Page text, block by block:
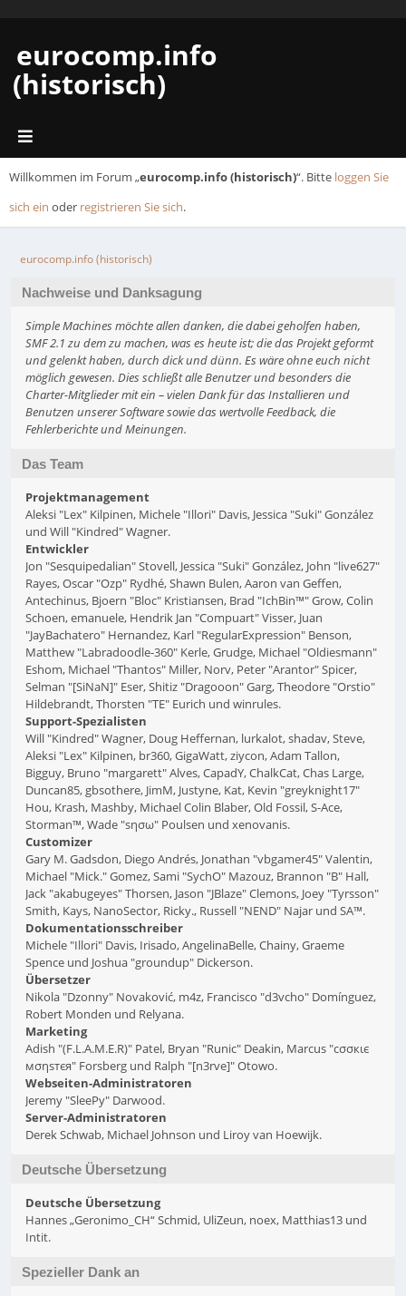
eurocomp.info
(historisch)
Willkommen im Forum „eurocomp.info (historisch)“. Bitte loggen Sie
sich ein oder registrieren Sie sich.
eurocomp.info (historisch)
Nachweise und Danksagung
Simple Machines möchte allen danken, die dabei geholfen haben,
SMF 2.1 zu dem zu machen, was es heute ist; die das Projekt geformt
und gelenkt haben, durch dick und dünn. Es wäre ohne euch nicht
möglich gewesen. Dies schließt alle Benutzer und besonders die
Charter-Mitglieder mit ein – vielen Dank für das Installieren und
Benutzen unserer Software sowie das wertvolle Feedback, die
Fehlerberichte und Meinungen.
Das Team
Projektmanagement
Aleksi "Lex" Kilpinen, Michele "Illori" Davis, Jessica "Suki" González
und Will "Kindred" Wagner.
Entwickler
Jon "Sesquipedalian" Stovell, Jessica "Suki" González, John "live627"
Rayes, Oscar "Ozp" Rydhé, Shawn Bulen, Aaron van Geffen,
Antechinus, Bjoern "Bloc" Kristiansen, Brad "IchBin™" Grow, Colin
Schoen, emanuele, Hendrik Jan "Compuart" Visser, Juan
"JayBachatero" Hernandez, Karl "RegularExpression" Benson,
Matthew "Labradoodle-360" Kerle, Grudge, Michael "Oldiesmann"
Eshom, Michael "Thantos" Miller, Norv, Peter "Arantor" Spicer,
Selman "[SiNaN]" Eser, Shitiz "Dragooon" Garg, Theodore "Orstio"
Hildebrandt, Thorsten "TE" Eurich und winrules.
Support-Spezialisten
Will "Kindred" Wagner, Doug Heffernan, lurkalot, shadav, Steve,
Aleksi "Lex" Kilpinen, br360, GigaWatt, ziycon, Adam Tallon,
Bigguy, Bruno "margarett" Alves, CapadY, ChalkCat, Chas Large,
Duncan85, gbsothere, JimM, Justyne, Kat, Kevin "greyknight17"
Hou, Krash, Mashby, Michael Colin Blaber, Old Fossil, S-Ace,
Storman™, Wade "sησω" Poulsen und xenovanis.
Customizer
Gary M. Gadsdon, Diego Andrés, Jonathan "vbgamer45" Valentin,
Michael "Mick." Gomez, Sami "SychO" Mazouz, Brannon "B" Hall,
Jack "akabugeyes" Thorsen, Jason "JBlaze" Clemons, Joey "Tyrsson"
Smith, Kays, NanoSector, Ricky., Russell "NEND" Najar und SA™.
Dokumentationsschreiber
Michele "Illori" Davis, Irisado, AngelinaBelle, Chainy, Graeme
Spence und Joshua "groundup" Dickerson.
Übersetzer
Nikola "Dzonny" Novaković, m4z, Francisco "d3vcho" Domínguez,
Robert Monden und Relyana.
Marketing
Adish "(F.L.A.M.E.R)" Patel, Bryan "Runic" Deakin, Marcus "cσσкιє
мσηѕтєя" Forsberg und Ralph "[n3rve]" Otowo.
Webseiten-Administratoren
Jeremy "SleePy" Darwood.
Server-Administratoren
Derek Schwab, Michael Johnson und Liroy van Hoewijk.
Deutsche Übersetzung
Deutsche Übersetzung
Hannes „Geronimo_CH“ Schmid, UliZeun, noex, Matthias13 und
Intit.
Spezieller Dank an